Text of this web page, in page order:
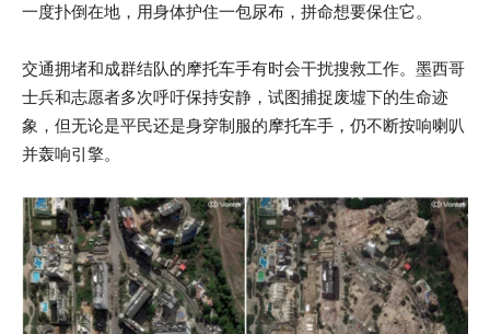
一度扑倒在地，用身体护住一包尿布，拼命想要保住它。
交通拥堵和成群结队的摩托车手有时会干扰搜救工作。墨西哥
士兵和志愿者多次呼吁保持安静，试图捕捉废墟下的生命迹
象，但无论是平民还是身穿制服的摩托车手，仍不断按响喇叭
并轰响引擎。